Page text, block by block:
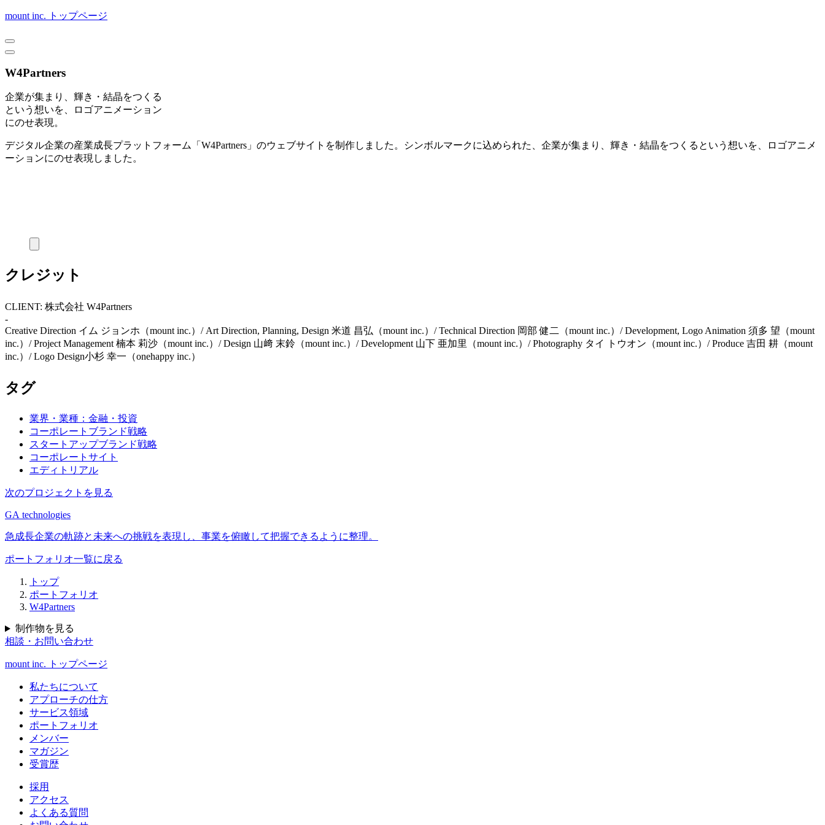
mount inc. トップページ
W4Partners
企業が集まり、輝き・結晶をつくる
という想いを、ロゴアニメーション
にのせ表現。
デジタル企業の産業成長プラットフォーム「W4Partners」のウェブサイトを制作しました。シンボルマークに込められた、企業が集まり、輝き・結晶をつくるという想いを、ロゴアニメ
ーションにのせ表現しました。
クレジット
CLIENT: 株式会社 W4Partners
-
Creative Direction イム ジョンホ（mount inc.）/ Art Direction, Planning, Design 米道 昌弘（mount inc.）/ Technical Direction 岡部 健二（mount inc.）/ Development, Logo Animation 須多 望（mount
inc.）/ Project Management 楠本 莉沙（mount inc.）/ Design 山﨑 末鈴（mount inc.）/ Development 山下 亜加里（mount inc.）/ Photography タイ トウオン（mount inc.）/ Produce 吉田 耕（mount
inc.） / Logo Design小杉 幸一（onehappy inc.）
タグ
業界・業種：金融・投資
コーポレートブランド戦略
スタートアップブランド戦略
コーポレートサイト
エディトリアル
次のプロジェクトを見る
GA technologies
急成長企業の軌跡と未来への挑戦を表現し、事業を俯瞰して把握できるように整理。
ポートフォリオ一覧に戻る
トップ
ポートフォリオ
W4Partners
制作物を見る
相談・お問い合わせ
mount inc. トップページ
私たちについて
アプローチの仕方
サービス領域
ポートフォリオ
メンバー
マガジン
受賞歴
採用
アクセス
よくある質問